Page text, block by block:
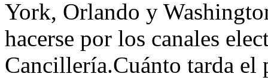
York, Orlando y
hacerse por los canales
Cancillería.Cuánto tarda el